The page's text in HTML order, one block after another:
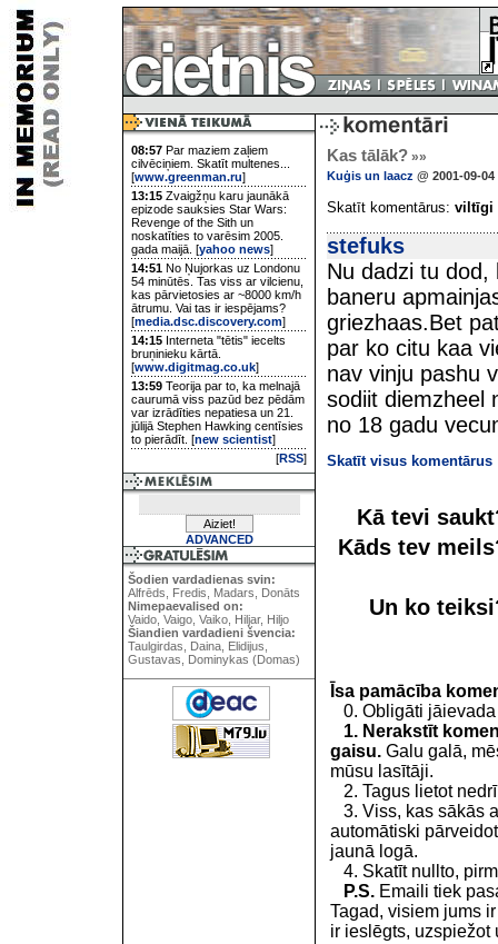
08:57 Par maziem zaļiem
cilvēciņiem. Skatīt multenes...
[www.greenman.ru]
13:15 Zvaigžņu karu jaunākā
epizode sauksies Star Wars:
Revenge of the Sith un
noskatīties to varēsim 2005.
gada maijā. [yahoo news]
14:51 No Ņujorkas uz Londonu
54 minūtēs. Tas viss ar vilcienu,
kas pārvietosies ar ~8000 km/h
ātrumu. Vai tas ir iespējams?
[media.dsc.discovery.com]
14:15 Interneta "tētis" iecelts
bruņinieku kārtā.
[www.digitmag.co.uk]
13:59 Teorija par to, ka melnajā
caurumā viss pazūd bez pēdām
var izrādīties nepatiesa un 21.
jūlijā Stephen Hawking centīsies
to pierādīt. [new scientist]
[RSS]
ADVANCED
Šodien vardadienas svin:
Alfrēds, Fredis, Madars, Donāts
Nimepaevalised on:
Vaido, Vaigo, Vaiko, Hiljar, Hiljo
Šiandien vardadieni švencia:
Taulgirdas, Daina, Elidijus,
Gustavas, Dominykas (Domas)
Kas tālāk? »»
Kuģis un laacz @ 2001-09-04
Skatīt komentārus: viltīgi
stefuks
Nu dadzi tu dod,
baneru
griezhaas.Bet
par ko citu kaa
nav vinju pashu
sodiit diemzheel
no 18 gadu
Skatīt visus komentārus
Kā tevi
Kāds tev
Un ko
Īsa pamācība
0. Obligāti jāievada
1. Nerakstīt
gaisu. Galu galā,
mūsu lasītāji.
2. Tagus lietot
3. Viss, kas sākās
automātiski
jaunā logā.
4. Skatīt nullto,
P.S. Emaili tiek
Tagad, visiem jums
ir ieslēgts, uzspiežot